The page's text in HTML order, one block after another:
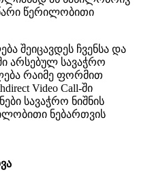
არი წერილობითი
ება შეიცავდეს ჩვენსა და
ი არსებულ სავაჭრო
ება რაიმე ფორმით
Video Call-ში
ნები სავაჭრო ნიშნის
ლობითი ნებართვის
ვა